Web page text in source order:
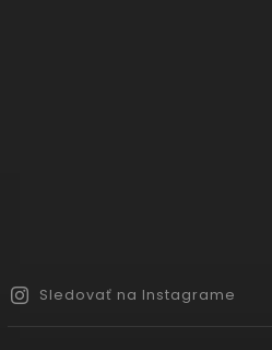
Sledovať na Instagrame